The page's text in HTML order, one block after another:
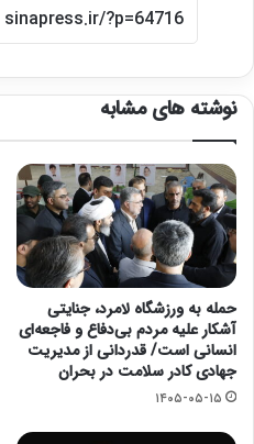
نوشته های مشابه
حمله به ورزشگاه لامرد، جنایتی
آشکار علیه مردم بی‌دفاع و فاجعه‌ای
انسانی است/ قدردانی از مدیریت
جهادی کادر سلامت در بحران
۱۴۰۵-۰۵-۱۵